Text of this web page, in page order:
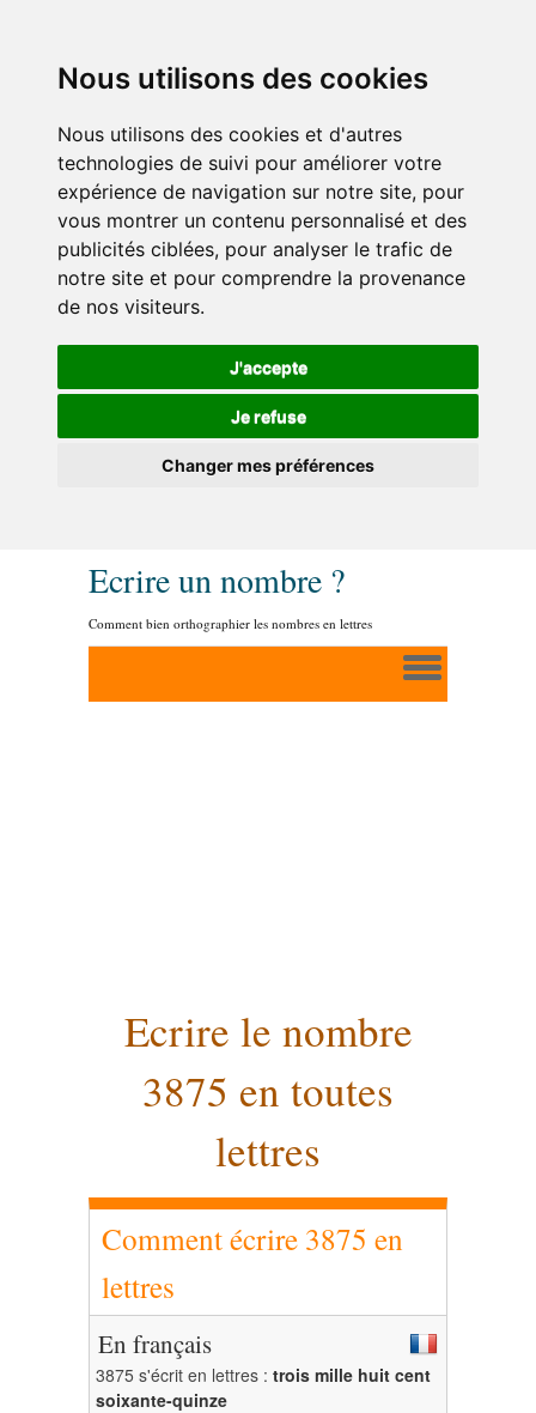
Nous utilisons des cookies
Nous utilisons des cookies et d'autres
technologies de suivi pour améliorer votre
expérience de navigation sur notre site, pour
vous montrer un contenu personnalisé et des
publicités ciblées, pour analyser le trafic de
notre site et pour comprendre la provenance
de nos visiteurs.
J'accepte
Je refuse
Changer mes préférences
Ecrire un nombre ?
Comment bien orthographier les nombres en lettres
Ecrire le nombre
3875 en toutes
lettres
Comment écrire 3875 en
lettres
En français
3875 s'écrit en lettres : trois mille huit cent
soixante-quinze